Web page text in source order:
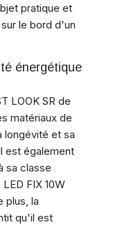
pratique et
le bord d'un
énergétique
LOOK SR de
matériaux de
longévité et sa
est également
sa classe
FIX 10W
plus, la
qu'il est